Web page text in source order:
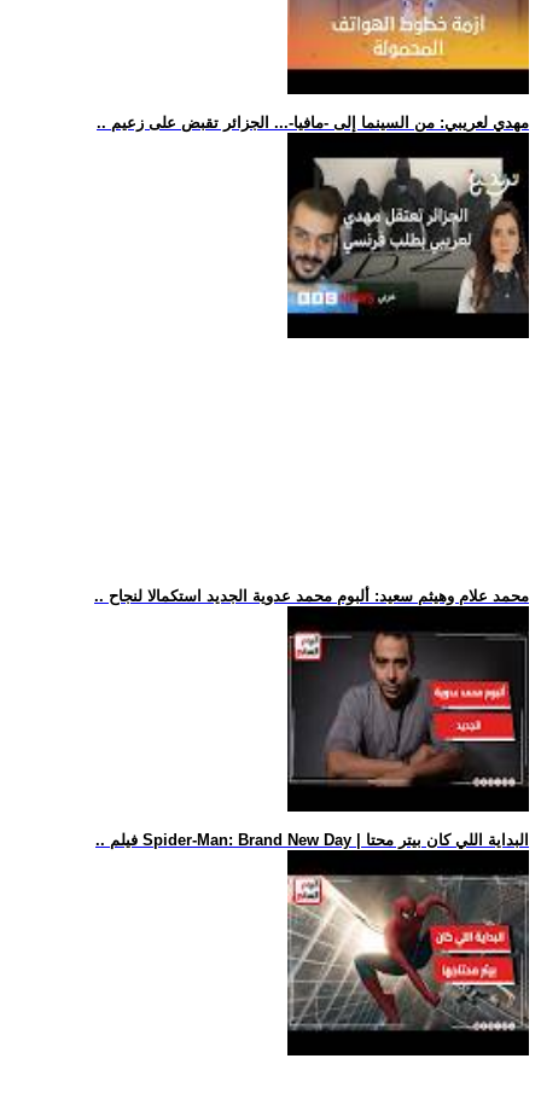
.. مهدي لعريبي: من السينما إلى -مافيا-... الجزائر تقبض على زعيم
.. محمد علام وهيثم سعيد: ألبوم محمد عدوية الجديد استكمالا لنجاح
.. فيلم Spider-Man: Brand New Day | البداية اللي كان بيتر محتا